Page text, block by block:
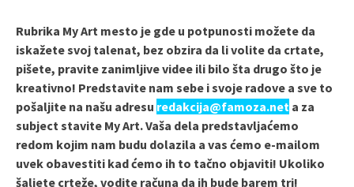
Rubrika My Art mesto je gde u potpunosti možete da
iskažete svoj talenat, bez obzira da li volite da crtate,
pišete, pravite zanimljive videe ili bilo šta drugo što je
kreativno! Predstavite nam sebe i svoje radove a sve to
pošaljite na našu adresu redakcija@famoza.net a za
subject stavite My Art. Vaša dela predstavljaćemo
redom kojim nam budu dolazila a vas ćemo e-mailom
uvek obavestiti kad ćemo ih to tačno objaviti! Ukoliko
šaljete crteže, vodite računa da ih bude barem tri!